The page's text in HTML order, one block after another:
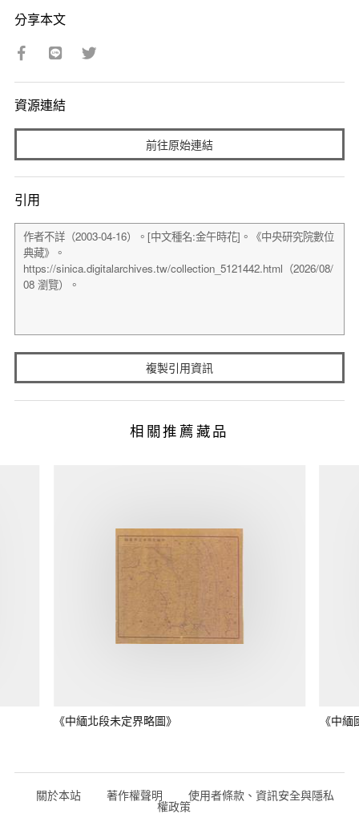
分享本文
資源連結
前往原始連結
引用
複製引用資訊
相關推薦藏品
《中緬北段未定界略圖》 《中
關於本站 著作權聲明 使用者條款、資訊安全與隱私
權政策